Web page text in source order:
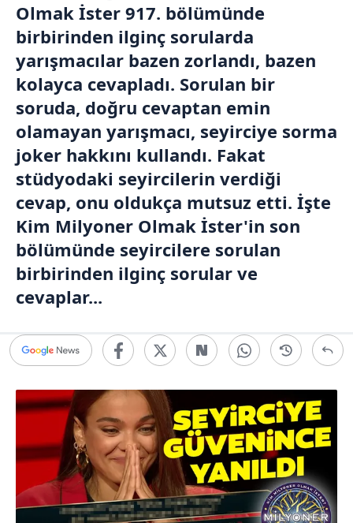
Olmak İster 917. bölümünde
birbirinden ilginç sorularda
yarışmacılar bazen zorlandı, bazen
kolayca cevapladı. Sorulan bir
soruda, doğru cevaptan emin
olamayan yarışmacı, seyirciye sorma
joker hakkını kullandı. Fakat
stüdyodaki seyircilerin verdiği
cevap, onu oldukça mutsuz etti. İşte
Kim Milyoner Olmak İster'in son
bölümünde seyircilere sorulan
birbirinden ilginç sorular ve
cevaplar...